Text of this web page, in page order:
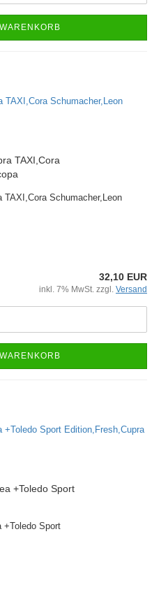
TAXI,Cora
TAXI,Cora Schumacher,Leon
32,10 EUR
inkl. 7% MwSt. zzgl. Versand
+Toledo Sport
+Toledo Sport